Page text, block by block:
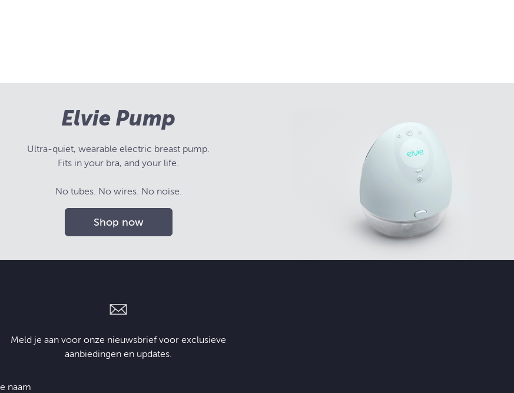
Elvie Pump
Ultra-quiet, wearable electric breast pump.
Fits in your bra, and your life.
No tubes. No wires. No noise.
Shop now
Meld je aan voor onze nieuwsbrief voor exclusieve
aanbiedingen en updates.